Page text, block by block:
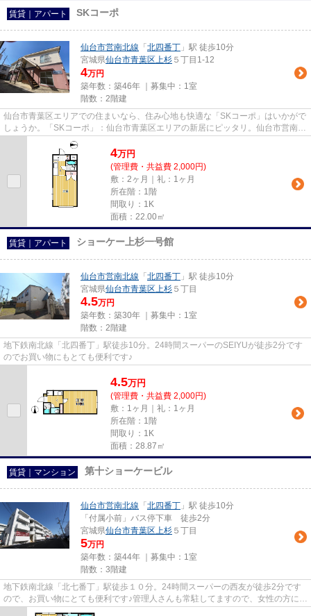
賃貸｜アパート SKコーポ
仙台市営南北線 「 北四番丁 」駅 徒歩10分
宮城県仙台市青葉区上杉 ５丁目1-12
4万円
築年数：築46年 ｜募集中： 1室
階数：2階建
仙台市青葉区エリアでの住まいなら、住み心地も快適な「SKコーポ」はいかがで
しょうか。「SKコーポ」：仙台市青葉区エリアの新居にピッタリ。仙台市営南北
線北四番丁周辺での住まい探...
4万円
(管理費・共益費 2,000円)
敷：2ヶ月｜礼：1ヶ月
所在階：1階
間取り：1K
面積：22.00㎡
賃貸｜アパート ショーケー上杉一号館
仙台市営南北線 「 北四番丁 」駅 徒歩10分
宮城県仙台市青葉区上杉 ５丁目
4.5万円
築年数：築30年 ｜募集中： 1室
階数：2階建
地下鉄南北線「北四番丁」駅徒歩10分。24時間スーパーのSEIYUが徒歩2分です
のでお買い物にもとても便利です♪
4.5万円
(管理費・共益費 2,000円)
敷：1ヶ月｜礼：1ヶ月
所在階：1階
間取り：1K
面積：28.87㎡
賃貸｜マンション 第十ショーケービル
仙台市営南北線 「 北四番丁 」駅 徒歩10分
「付属小前」バス停下車 徒歩2分
宮城県仙台市青葉区上杉 ５丁目
5万円
築年数：築44年 ｜募集中： 1室
階数：3階建
地下鉄南北線「北七番丁」駅徒歩１０分。24時間スーパーの西友が徒歩2分です
ので、お買い物にとても便利です♪管理人さんも常駐してますので、女性の方にも
安心です♪